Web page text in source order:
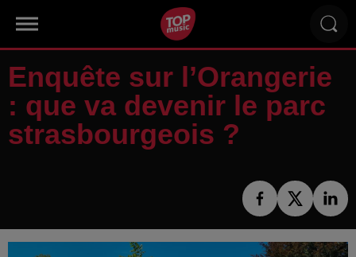
Enquête sur l’Orangerie
: que va devenir le parc
strasbourgeois ?